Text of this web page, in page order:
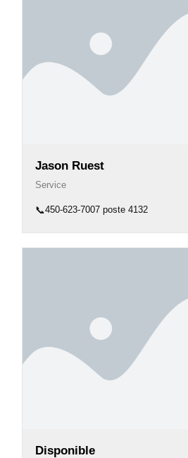
Jason Ruest
Service
📞450-623-7007 poste 4132
Disponible